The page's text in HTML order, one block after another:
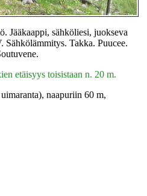
Jääkaappi, sähköliesi, juokseva
Takka. Puucee.
etäisyys toisistaan n. 20 m.
naapuriin 60 m,